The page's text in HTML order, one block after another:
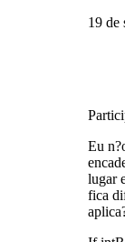
19 de
Eu
lugar
fica